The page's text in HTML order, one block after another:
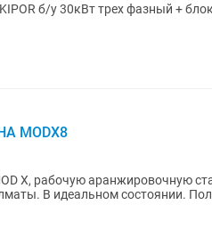
б/у 30кВт трех фазный +
MODX8
X, рабочую аранжировочную
В идеальном состоянии.